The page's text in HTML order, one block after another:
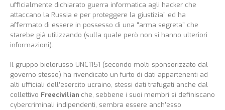
ufficialmente dichiarato guerra informatica agli hacker che
attaccano la Russia e per proteggere la giustizia” ed ha
affermato di essere in possesso di una “arma segreta” che
starebe già utilizzando (sulla quale però non si hanno ulteriori
informazioni).
Il gruppo bielorusso UNC1151 (secondo molti sponsorizzato dal
governo stesso) ha rivendicato un furto di dati appartenenti ad
alti ufficiali dell’esercito ucraino, stessi dati trafugati anche dal
collettivo Freecivilian che, sebbene i suoi membri si definiscano
cybercriminali indipendenti, sembra essere anch’esso